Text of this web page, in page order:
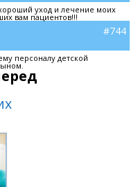
уход и лечение моих
вам пациентов!!!
#744
персоналу детской